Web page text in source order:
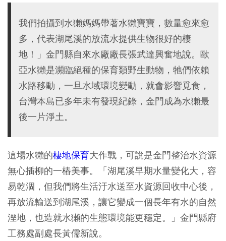
我們拍攝到水獺媽媽帶著水獺寶寶，數量愈來愈
多，代表湖尾溪的放流水提供生物很好的棲
地！」金門縣自來水廠廠長張武達興奮地說。歐
亞水獺是瀕臨絕種的保育類野生動物，牠們依賴
水路移動，一旦水域環境變動，就會影響覓食，
台灣本島已多年未有發現紀錄，金門成為水獺最
後一片淨土。
這場水獺的棲地保育大作戰，可說是金門整治水資源
無心插柳的一樁美事。「湖尾溪早期水量變化大，容
易乾涸，但我們將生活汙水送至水資源回收中心後，
再放流輸送到湖尾溪，讓它變成一個長年有水的自然
溼地，也造就水獺的生態環境能更穩定。」金門縣府
工務處副處長黃儒新說。